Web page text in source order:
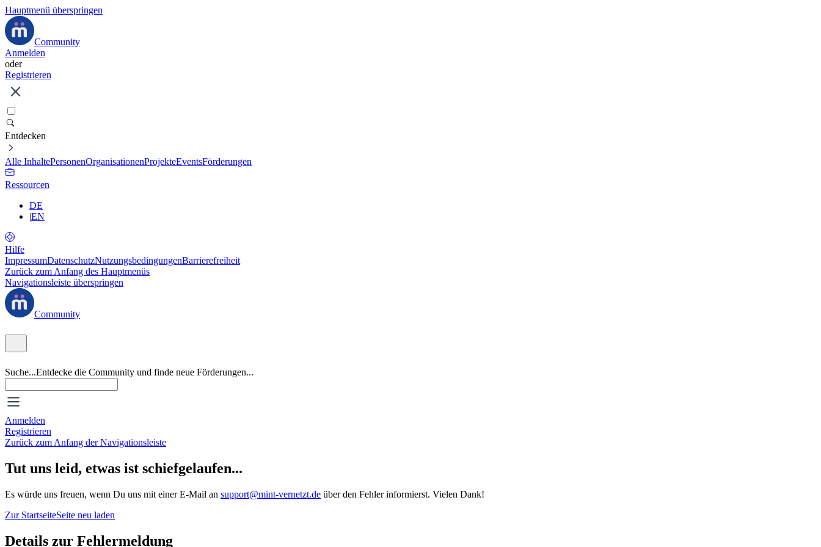
Hauptmenü überspringen
Community
Anmelden
oder
Registrieren
Entdecken
Alle InhaltePersonenOrganisationenProjekteEventsFörderungen
Ressourcen
DE
|EN
Hilfe
ImpressumDatenschutzNutzungsbedingungenBarrierefreiheit
Zurück zum Anfang des Hauptmenüs
Navigationsleiste überspringen
Community
Suche...Entdecke die Community und finde neue Förderungen...
Anmelden
Registrieren
Zurück zum Anfang der Navigationsleiste
Tut uns leid, etwas ist schiefgelaufen...
Es würde uns freuen, wenn Du uns mit einer E-Mail an support@mint-vernetzt.de über den Fehler informierst. Vielen Dank!
Zur StartseiteSeite neu laden
Details zur Fehlermeldung